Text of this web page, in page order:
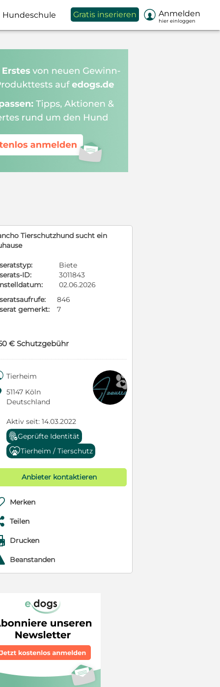
Hundeschule Gratis inserieren  Anmelden
hier einloggen
Tierschutzhund sucht ein
Biete
ID:
3011843
02.06.2026
846
gemerkt:
7
€ Schutzgebühr
Tierheim
51147 Köln
Deutschland
Aktiv seit: 14.03.2022
Geprüfte Identität
Tierheim / Tierschutz
Anbieter kontaktieren
Merken
Teilen
Drucken
Beanstanden